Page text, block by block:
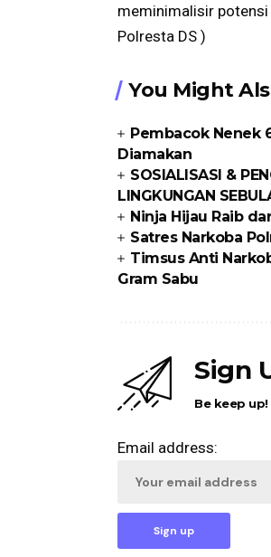
meminimalisir
Polresta DS )
You Might
Pembacok Nenek
Diamakan
SOSIALISASI &
LINGKUNGAN
Ninja Hijau Raib
Satres Narkoba
Timsus Anti
Gram Sabu
Sign
Be keep
Email address: